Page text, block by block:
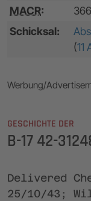
MACR:
Schicksal:
(11
Werbung/
GESCHICHTE DER
B-17 42-
Delivered
25/10/43;